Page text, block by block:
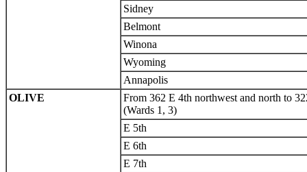
Sidney
Belmont
Winona
Wyoming
Annapolis
OLIVE
From 362 E 4th northwest and north to
(Wards 1, 3)
E 5th
E 6th
E 7th